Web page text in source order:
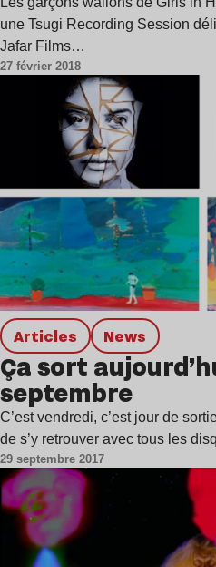
une Tsugi Recording Session
Jafar Films…
27 février 2018
Articles news
Ça sort
septembre
C’est vendredi, c’est jour de
de s’y retrouver avec tous les
29 septembre 2017